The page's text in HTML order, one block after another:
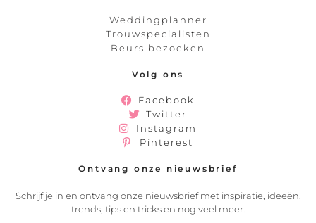
Weddingplanner
Trouwspecialisten
Beurs bezoeken
Volg ons
Facebook
Twitter
Instagram
Pinterest
Ontvang onze nieuwsbrief
Schrijf je in en ontvang onze nieuwsbrief met inspiratie, ideeën,
trends, tips en tricks en nog veel meer.